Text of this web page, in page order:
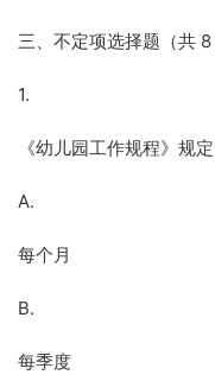
三、不定项选择题（共
1.
《幼儿园工作规程》规
A.
每个月
B.
每季度